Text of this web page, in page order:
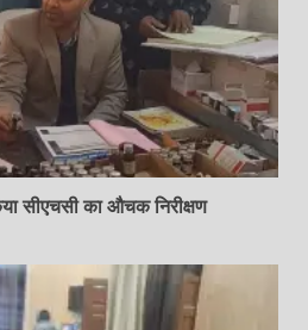
सीएचसी का औचक निरीक्षण